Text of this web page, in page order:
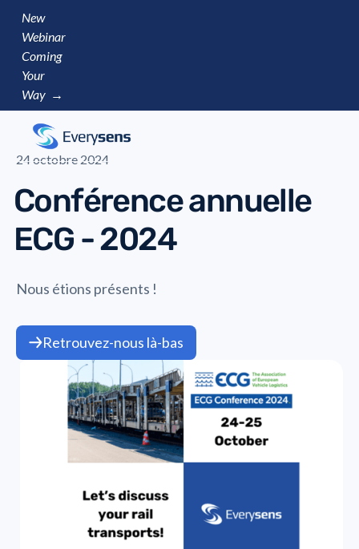
New
Webinar
Coming
Your
Way →
24 octobre 2024
Conférence annuelle
ECG - 2024
Nous étions présents !
Retrouvez-nous là-bas